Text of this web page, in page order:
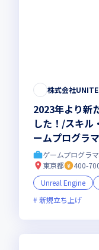
株式会社
2023年より新
した！/スキル
ームプログラ
ゲームプログラ
東京都
400-
Unreal Engine
新規立ち上げ